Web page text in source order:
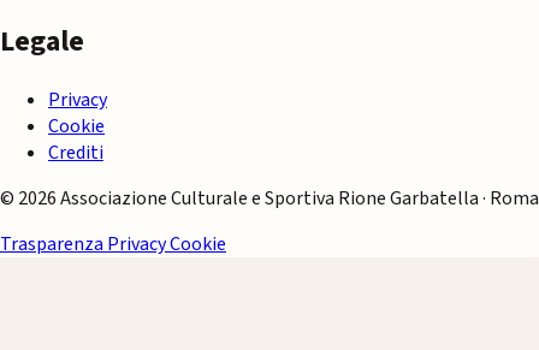
Legale
Privacy
Cookie
Crediti
© 2026 Associazione Culturale e Sportiva Rione Garbatella · Roma
Trasparenza PrivacyCookie